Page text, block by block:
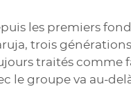
les premiers
trois
traités comme
le groupe va au-